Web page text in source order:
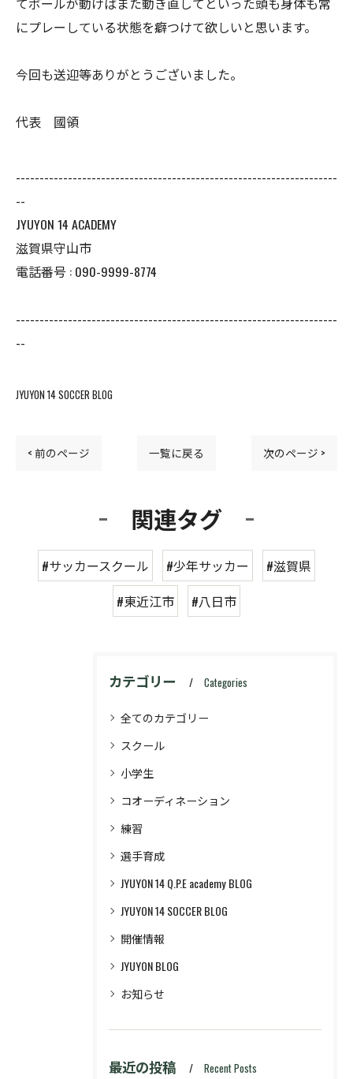
にプレーしている状態を癖つけて欲しいと思います。
今回も送迎等ありがとうございました。
代表 國領
--------------------------------------------------------------------
--
JYUYON 14 ACADEMY
滋賀県守山市
電話番号 : 090-9999-8774
--------------------------------------------------------------------
--
JYUYON 14 SOCCER BLOG
< 前のページ 一覧に戻る 次のページ >
関連タグ
#サッカースクール #少年サッカー
#滋賀県
#東近江市
#八日市
カテゴリー Categories
全てのカテゴリー
スクール
小学生
コオーディネーション
練習
選手育成
JYUYON 14 Q.P.E academy BLOG
JYUYON 14 SOCCER BLOG
開催情報
JYUYON BLOG
お知らせ
最近の投稿 Recent Posts